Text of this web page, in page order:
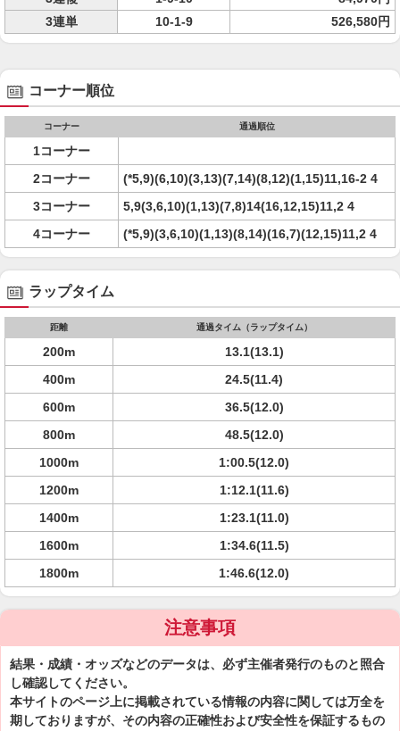
3連単
10-1-9 526,580円
コーナー順位
コーナー 通過順位
1コーナー
2コーナー
(*5,9)(6,10)(3,13)(7,14)(8,12)(1,15)11,16-2 4
3コーナー
5,9(3,6,10)(1,13)(7,8)14(16,12,15)11,2 4
4コーナー
(*5,9)(3,6,10)(1,13)(8,14)(16,7)(12,15)11,2 4
ラップタイム
距離 通過タイム（ラップタイム）
200m
13.1(13.1)
400m
24.5(11.4)
600m
36.5(12.0)
800m
48.5(12.0)
1000m
1:00.5(12.0)
1200m
1:12.1(11.6)
1400m
1:23.1(11.0)
1600m
1:34.6(11.5)
1800m
1:46.6(12.0)
注意事項
結果・成績・オッズなどのデータは、必ず主催者発行のものと照合
し確認してください。
本サイトのページ上に掲載されている情報の内容に関しては万全を
期しておりますが、その内容の正確性および安全性を保証するもの